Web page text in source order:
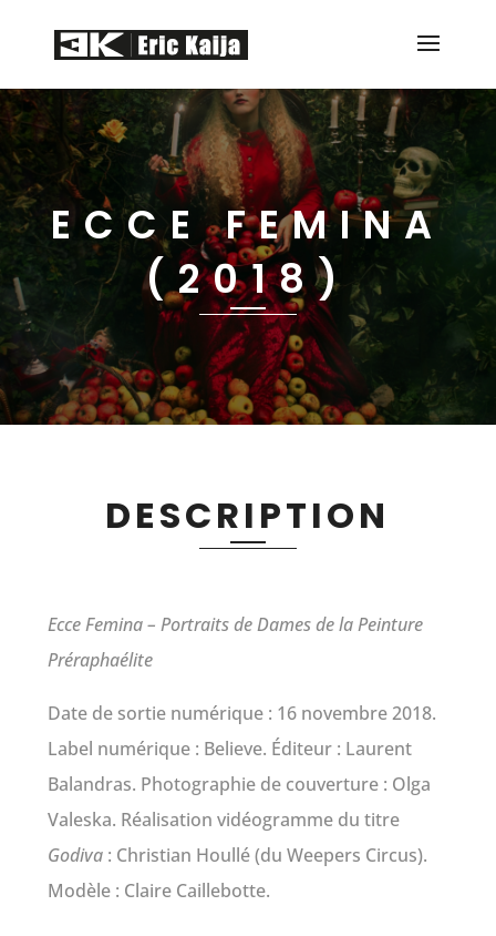
ECCE FEMINA
(2018)
DESCRIPTION
Ecce Femina – Portraits de Dames de la Peinture
Préraphaélite
Date de sortie numérique : 16 novembre 2018.
Label numérique : Believe. Éditeur : Laurent
Balandras. Photographie de couverture : Olga
Valeska. Réalisation vidéogramme du titre
Godiva: Christian Houllé (du Weepers Circus).
Modèle : Claire Caillebotte.